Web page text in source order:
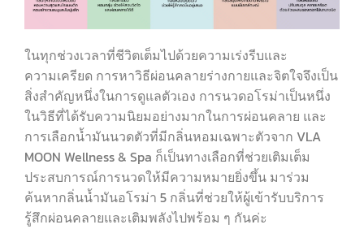
ในทุกช่วงเวลาที่ชีวิตเต็มไปด้วยความเร่งรีบและ
ความเครียด การหาวิธีผ่อนคลายร่างกายและจิตใจจึงเป็น
สิ่งสำคัญหนึ่งในการดูแลตัวเอง การนวดอโรม่าเป็นหนึ่ง
ในวิธีที่ได้รับความนิยมอย่างมากในการผ่อนคลาย และ
การเลือกน้ำมันนวดตัวที่มีกลิ่นหอมเฉพาะตัวจาก VLA
MOON Wellness & Spa ก็เป็นทางเลือกที่ช่วยเติมเต็ม
ประสบการณ์การนวดให้มีความหมายยิ่งขึ้น มาร่วม
ค้นหากลิ่นน้ำมันอโรม่า 5 กลิ่นที่ช่วยให้ผู้เข้ารับบริการ
รู้สึกผ่อนคลายและเติมพลังไปพร้อม ๆ กันค่ะ